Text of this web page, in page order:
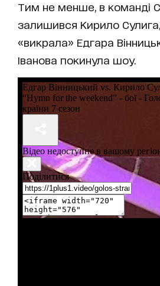
Тим не менше, в команді
залишився Кирило
«викрала» Едгара
Іванова покинула шоу.